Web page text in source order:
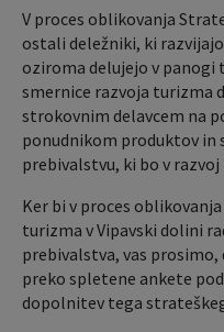
V proces oblikovanja
ostali deležniki, ki
oziroma delujejo v
smernice razvoja turizma
strokovnim delavcem na
ponudnikom produktov
prebivalstvu, ki bo v
Ker bi v proces
turizma v Vipavski dolini
prebivalstva, vas
preko spletene ankete
dopolnitev tega